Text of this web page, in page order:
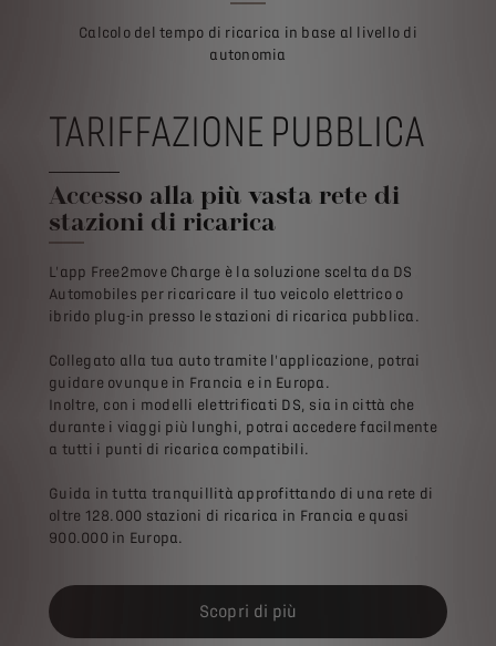
Calcolo del tempo di ricarica in base al livello di
autonomia
TARIFFAZIONE PUBBLICA
Accesso alla più vasta rete di
stazioni di ricarica
L'app Free2move Charge è la soluzione scelta da DS
Automobiles per ricaricare il tuo veicolo elettrico o
ibrido plug-in presso le stazioni di ricarica pubblica.
Collegato alla tua auto tramite l'applicazione, potrai
guidare ovunque in Francia e in Europa.
Inoltre, con i modelli elettrificati DS, sia in città che
durante i viaggi più lunghi, potrai accedere facilmente
a tutti i punti di ricarica compatibili.
Guida in tutta tranquillità approfittando di una rete di
oltre 128.000 stazioni di ricarica in Francia e quasi
900.000 in Europa.
Scopri di più